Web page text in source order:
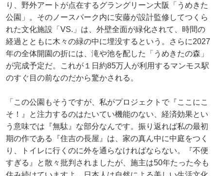
り、野外アートが点在するグラングリーン大阪「うめきた
公園」。そのノースパーク内に安藤が設計監修してつくら
れた文化施設「VS.」は、外壁全面が緑化されて、時間の
経過とともに木々の緑の中に埋没するという。さらに2027
年の全体開園の折には、滝や池を配した「うめきたの森」
が完成予定だ。これが１日約85万人が利用するマンモス駅
のすぐ目の前なのだから驚かされる。
「この公園もそうですが、私がプロジェクトで『ここにこ
そ！』と注力するのはたいてい機能のない、経済効果とい
う意味では『無駄』な部分なんです。振り返れば私の最初
期の作である『住吉の長屋』は、家の真ん中に中庭をつく
り、トイレに行くのに外を通らなければならない。『不便
すぎる』と散々批判されましたが、施主は50年たった今も